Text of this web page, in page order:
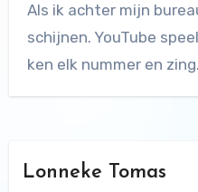
Als ik achter mijn
schijnen. YouTube
ken elk nummer en
Lonneke Tomas